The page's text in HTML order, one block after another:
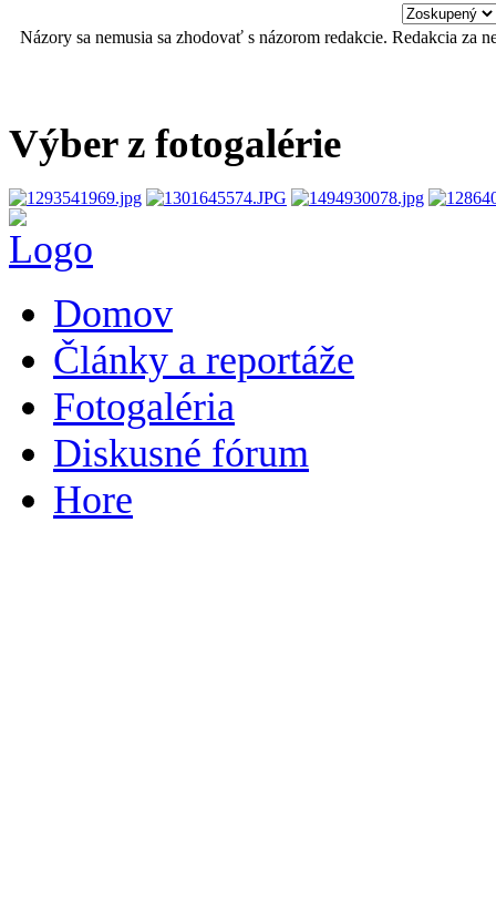
Názory sa nemusia sa zhodovať s názorom redakcie. Redakcia za
Výber z fotogalérie
Domov
Články a reportáže
Fotogaléria
Diskusné fórum
Hore